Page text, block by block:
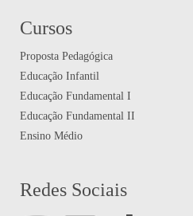
Cursos
Proposta Pedagógica
Educação Infantil
Educação Fundamental I
Educação Fundamental II
Ensino Médio
Redes Sociais